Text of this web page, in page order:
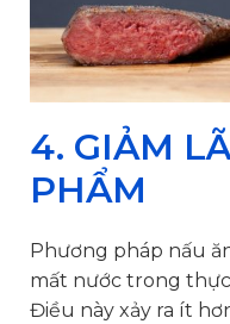
4. GIẢM
PHẨM
Phương pháp nấu
mất nước trong
Điều này xảy ra ít